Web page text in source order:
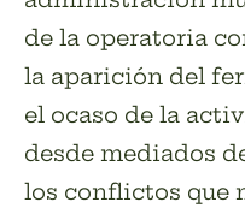
de la operatoria
la aparición del
el ocaso de la
desde mediados
los conflictos que